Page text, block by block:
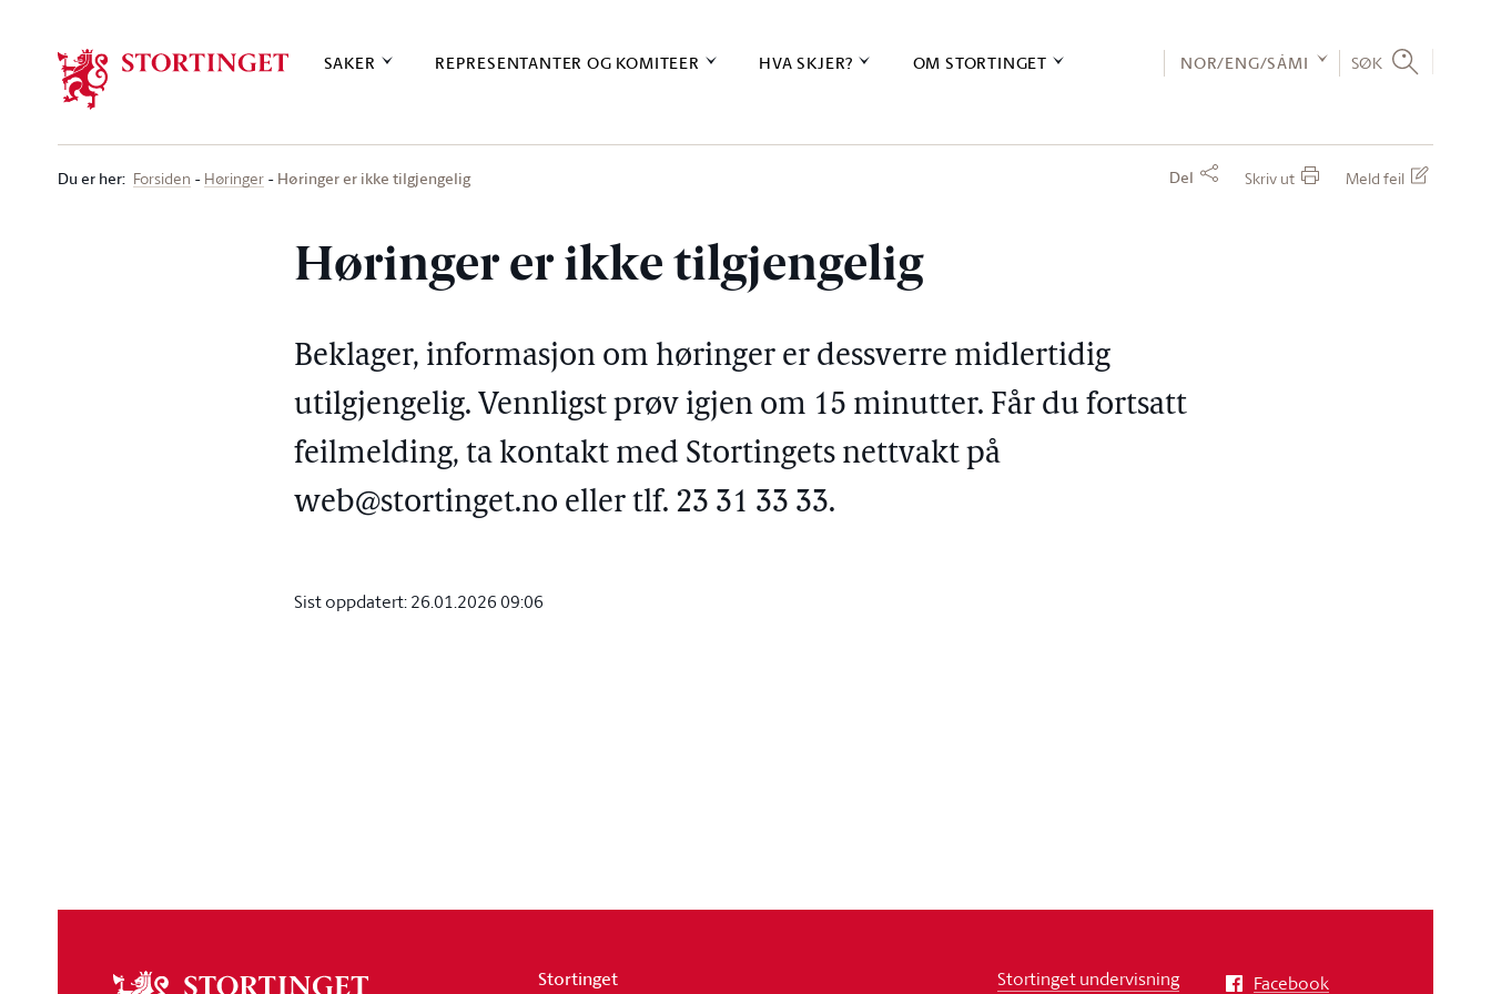
SAKER REPRESENTANTER OG KOMITEER HVA SKJER? OM STORTINGET NOR/ENG/SÁMI SØK
Du er her: Forsiden Høringer Høringer er ikke tilgjengelig Del Skriv ut Meld feil
Høringer er ikke tilgjengelig
Beklager, informasjon om høringer er dessverre midlertidig
utilgjengelig. Vennligst prøv igjen om 15 minutter. Får du fortsatt
feilmelding, ta kontakt med Stortingets nettvakt på
web@stortinget.no eller tlf. 23 31 33 33.
Sist oppdatert:26.01.2026 09:06
Stortinget
Stortinget undervisning
Facebook